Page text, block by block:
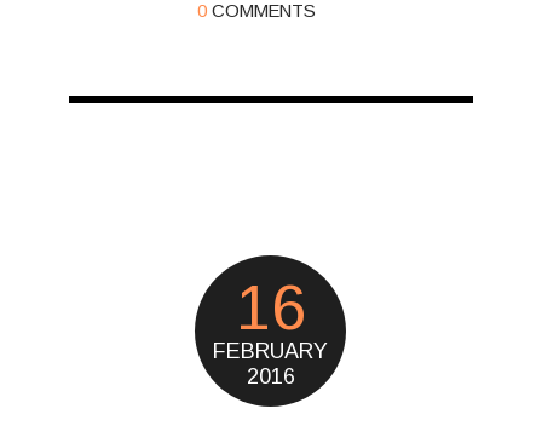
0 COMMENTS
16
FEBRUARY
2016